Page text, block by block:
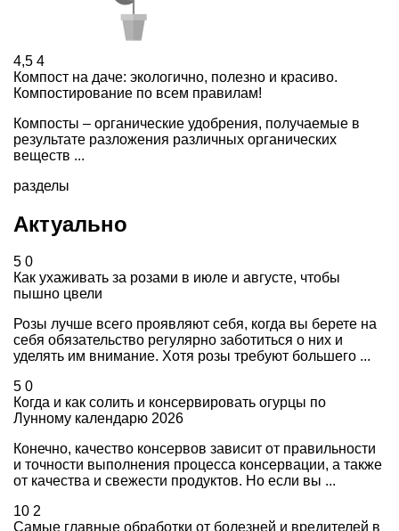
4,5 4
Компост на даче: экологично, полезно и красиво.
Компостирование по всем правилам!
Компосты – органические удобрения, получаемые в
результате разложения различных органических
веществ ...
разделы
Актуально
5 0
Как ухаживать за розами в июле и августе, чтобы
пышно цвели
Розы лучше всего проявляют себя, когда вы берете на
себя обязательство регулярно заботиться о них и
уделять им внимание. Хотя розы требуют большего ...
5 0
Когда и как солить и консервировать огурцы по
Лунному календарю 2026
Конечно, качество консервов зависит от правильности
и точности выполнения процесса консервации, а также
от качества и свежести продуктов. Но если вы ...
10 2
Самые главные обработки от болезней и вредителей в